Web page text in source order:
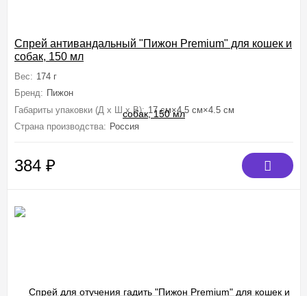
Спрей антивандальный "Пижон Premium" для кошек и
собак, 150 мл
Вес: 174 г
Бренд: Пижон
Габариты упаковки (Д х Ш х В): 17 см×4.5 см×4.5 см
Страна производства: Россия
384 ₽